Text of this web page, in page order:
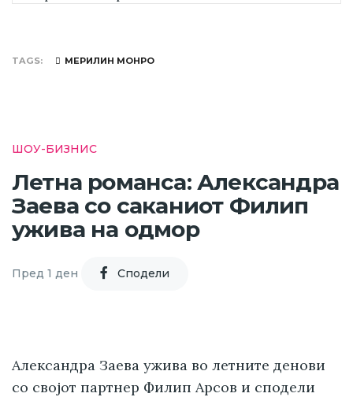
TAGS МЕРИЛИН МОНРО
ШОУ-БИЗНИС
Летна романса: Александра
Заева со саканиот Филип
ужива на одмор
Пред 1 ден Cподели
Александра Заева ужива во летните денови
со својот партнер Филип Арсов и сподели